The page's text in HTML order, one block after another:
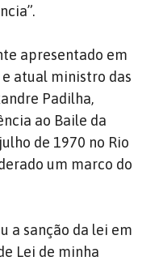
apresentado em
atual ministro das
Padilha,
ao Baile da
de 1970 no Rio
um marco do
a sanção da lei em
Lei de minha